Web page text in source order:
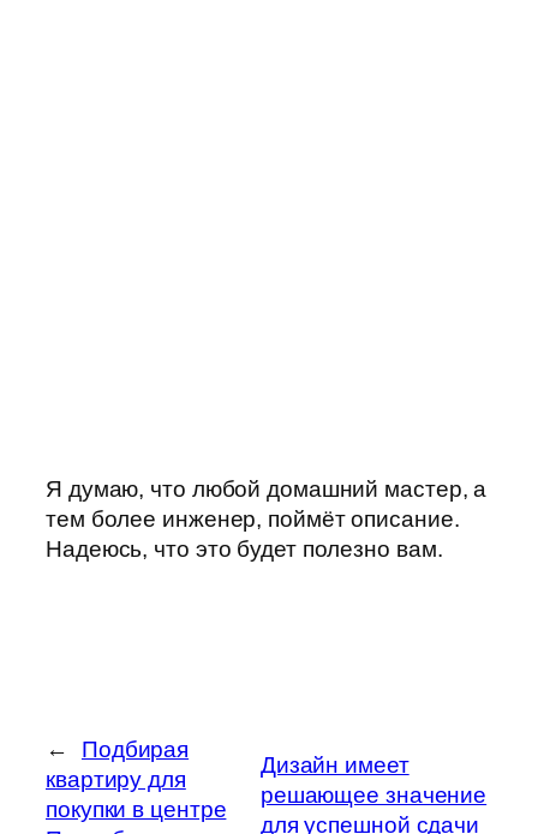
Я думаю, что любой домашний мастер, а
тем более инженер, поймёт описание.
Надеюсь, что это будет полезно вам.
←
Подбирая
квартиру для
покупки в центре
Дизайн имеет
решающее значение
для успешной сдачи